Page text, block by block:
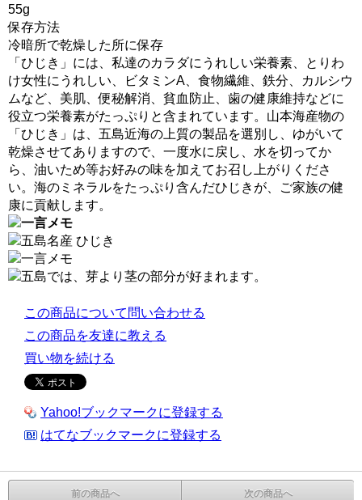
55g
保存方法
冷暗所で乾燥した所に保存
「ひじき」には、私達のカラダにうれしい栄養素、とりわ
け女性にうれしい、ビタミンA、食物繊維、鉄分、カルシウ
ムなど、美肌、便秘解消、貧血防止、歯の健康維持などに
役立つ栄養素がたっぷりと含まれています。山本海産物の
「ひじき」は、五島近海の上質の製品を選別し、ゆがいて
乾燥させてありますので、一度水に戻し、水を切ってか
ら、油いため等お好みの味を加えてお召し上がりくださ
い。海のミネラルをたっぷり含んだひじきが、ご家族の健
康に貢献します。
この商品について問い合わせる
この商品を友達に教える
買い物を続ける
Yahoo!ブックマークに登録する
はてなブックマークに登録する
前の商品へ 次の商品へ